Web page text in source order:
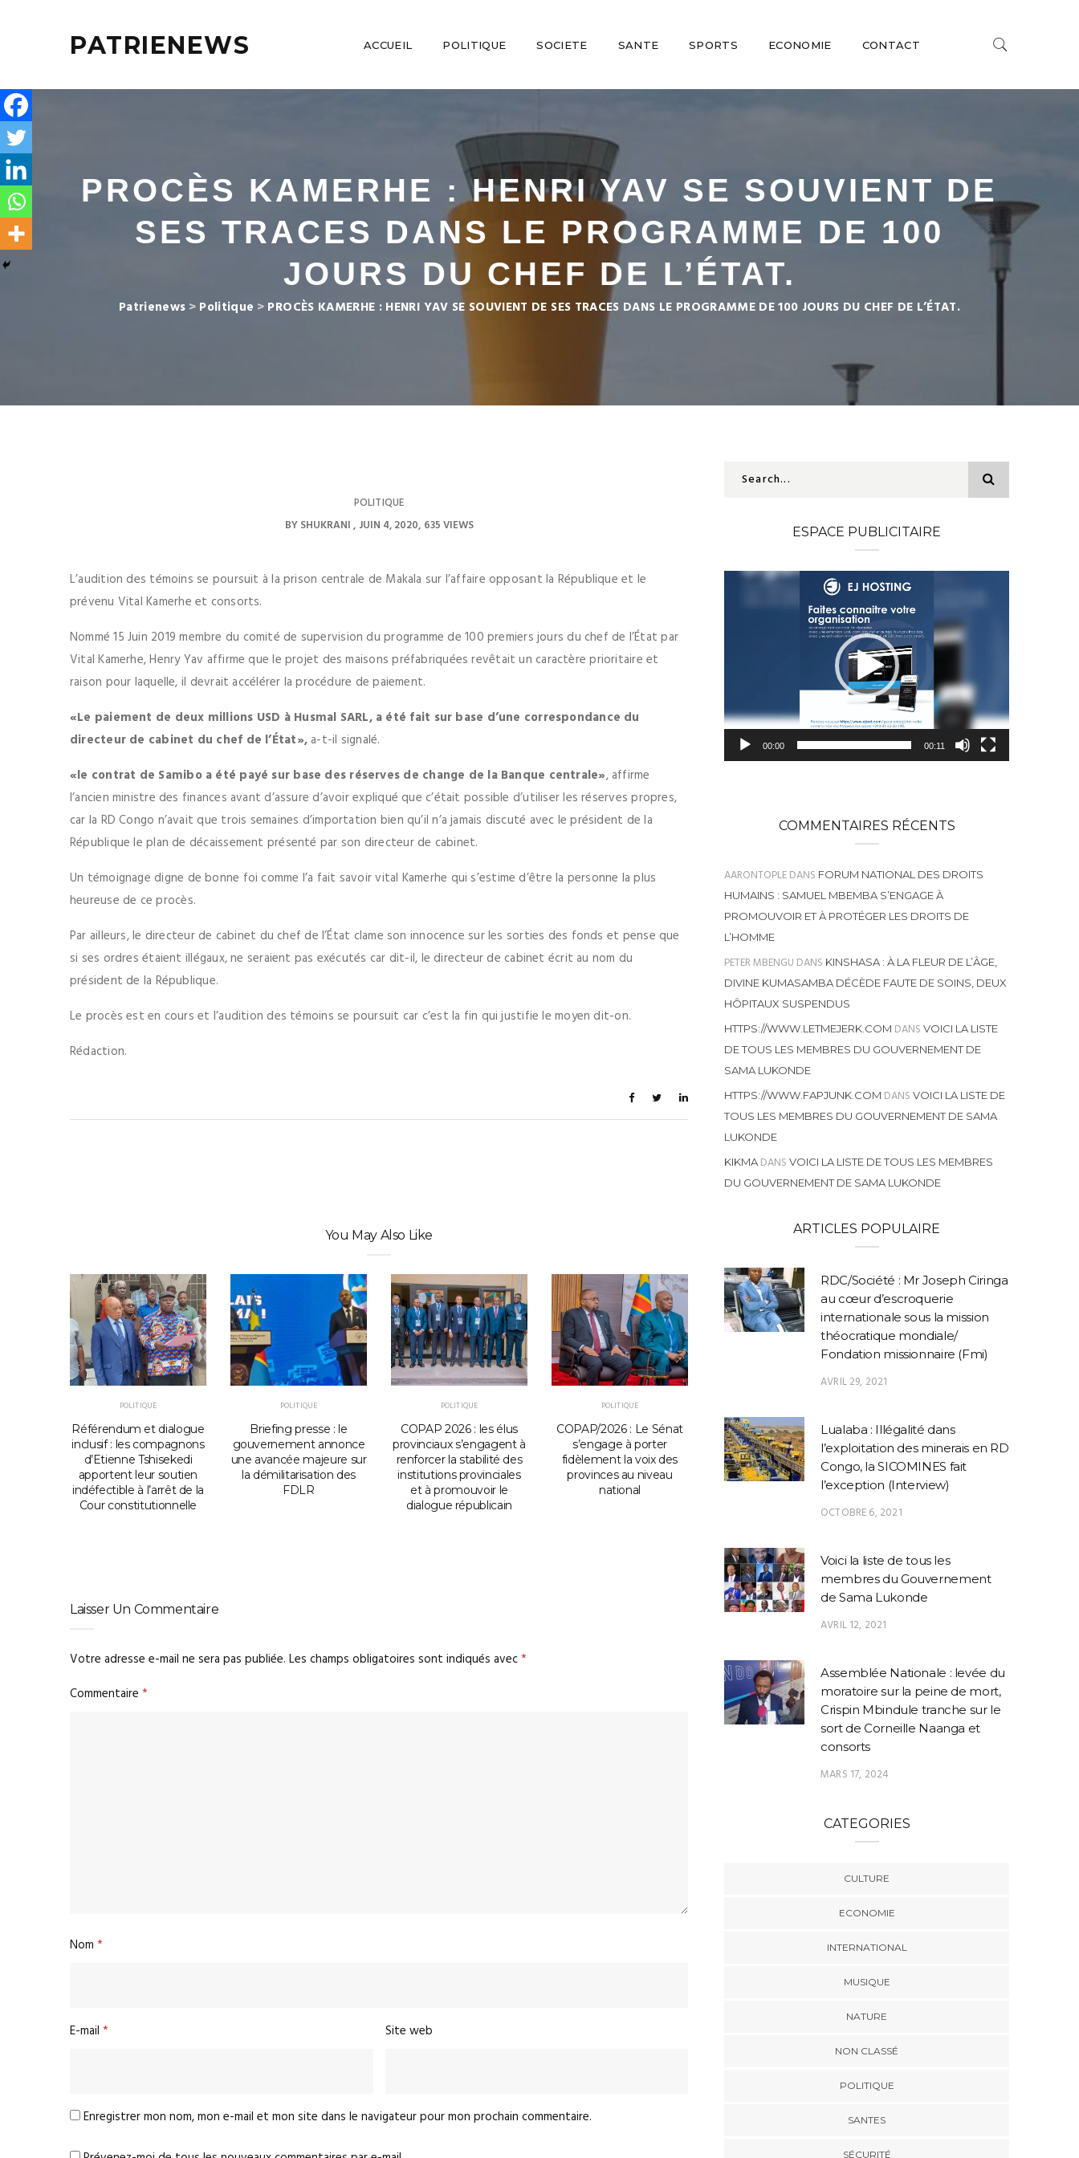
PATRIENEWS ACCUEIL POLITIQUE SOCIETE SANTE SPORTS ECONOMIE CONTACT
PROCÈS KAMERHE : HENRI YAV SE SOUVIENT DE
SES TRACES DANS LE PROGRAMME DE 100
JOURS DU CHEF DE L’ÉTAT.
Patrienews > Politique > PROCÈS KAMERHE : HENRI YAV SE SOUVIENT DE SES TRACES DANS LE PROGRAMME DE 100 JOURS DU CHEF DE L’ÉTAT.
POLITIQUE
BYSHUKRANI JUIN 4, 2020 635 VIEWS
L’audition des témoins se poursuit à la prison centrale de Makala sur l’affaire opposant la République et le
prévenu Vital Kamerhe et consorts.
Nommé 15 Juin 2019 membre du comité de supervision du programme de 100 premiers jours du chef de l’État par
Vital Kamerhe, Henry Yav affirme que le projet des maisons préfabriquées revêtait un caractère prioritaire et
raison pour laquelle, il devrait accélérer la procédure de paiement.
«Le paiement de deux millions USD à Husmal SARL, a été fait sur base d’une correspondance du
directeur de cabinet du chef de l’État», a-t-il signalé.
«le contrat de Samibo a été payé sur base des réserves de change de la Banque centrale», affirme
l’ancien ministre des finances avant d’assure d’avoir expliqué que c’était possible d’utiliser les réserves propres,
car la RD Congo n’avait que trois semaines d’importation bien qu’il n’a jamais discuté avec le président de la
République le plan de décaissement présenté par son directeur de cabinet.
Un témoignage digne de bonne foi comme l’a fait savoir vital Kamerhe qui s’estime d’être la personne la plus
heureuse de ce procès.
Par ailleurs, le directeur de cabinet du chef de l’État clame son innocence sur les sorties des fonds et pense que
si ses ordres étaient illégaux, ne seraient pas exécutés car dit-il, le directeur de cabinet écrit au nom du
président de la République.
Le procès est en cours et l’audition des témoins se poursuit car c’est la fin qui justifie le moyen dit-on.
Rédaction.
You May Also Like
POLITIQUE
Référendum et dialogue
inclusif : les compagnons
d’Etienne Tshisekedi
apportent leur soutien
indéfectible à l’arrêt de la
Cour constitutionnelle
POLITIQUE
Briefing presse : le
gouvernement annonce
une avancée majeure sur
la démilitarisation des
FDLR
POLITIQUE
COPAP 2026 : les élus
provinciaux s’engagent à
renforcer la stabilité des
institutions provinciales
et à promouvoir le
dialogue républicain
POLITIQUE
COPAP/2026 : Le Sénat
s’engage à porter
fidèlement la voix des
provinces au niveau
national
Référendum et dialogue
inclusif : les compagnons
d’Etienne Tshisekedi
apportent leur soutien
indéfectible à l’arrêt de la
Briefing presse : le
gouvernement annonce
une avancée majeure sur
la démilitarisation des
FDLR
Laisser Un Commentaire
Votre adresse e-mail ne sera pas publiée. Les champs obligatoires sont indiqués avec*
Commentaire *
Nom *
E-mail * Site web
Enregistrer mon nom, mon e-mail et mon site dans le navigateur pour mon prochain commentaire.
ESPACE PUBLICITAIRE
Lecteur
vidéo
00:00 00:11
COMMENTAIRES RÉCENTS
AARONTOPLEDANS FORUM NATIONAL DES DROITS
HUMAINS : SAMUEL MBEMBA S’ENGAGE À
PROMOUVOIR ET À PROTÉGER LES DROITS DE
L’HOMME
PETER MBENGU DANS KINSHASA : À LA FLEUR DE L’ÂGE,
DIVINE KUMASAMBA DÉCÈDE FAUTE DE SOINS, DEUX
HÔPITAUX SUSPENDUS
HTTPS://WWW.LETMEJERK.COM DANS VOICI LA LISTE
DE TOUS LES MEMBRES DU GOUVERNEMENT DE
SAMA LUKONDE
HTTPS://WWW.FAPJUNK.COM DANS VOICI LA LISTE DE
TOUS LES MEMBRES DU GOUVERNEMENT DE SAMA
LUKONDE
KIKMA DANS VOICI LA LISTE DE TOUS LES MEMBRES
DU GOUVERNEMENT DE SAMA LUKONDE
ARTICLES POPULAIRE
RDC/Société : Mr Joseph Ciringa
au cœur d’escroquerie
internationale sous la mission
théocratique mondiale/
Fondation missionnaire (Fmi)
AVRIL 29, 2021
Lualaba : Illégalité dans
l’exploitation des minerais en RD
Congo, la SICOMINES fait
l’exception (Interview)
OCTOBRE 6, 2021
Voici la liste de tous les
membres du Gouvernement
de Sama Lukonde
AVRIL 12, 2021
Assemblée Nationale : levée du
moratoire sur la peine de mort,
Crispin Mbindule tranche sur le
sort de Corneille Naanga et
consorts
MARS 17, 2024
CATEGORIES
CULTURE
ECONOMIE
INTERNATIONAL
MUSIQUE
NATURE
NON CLASSÉ
POLITIQUE
SANTES
SÉCURITÉ